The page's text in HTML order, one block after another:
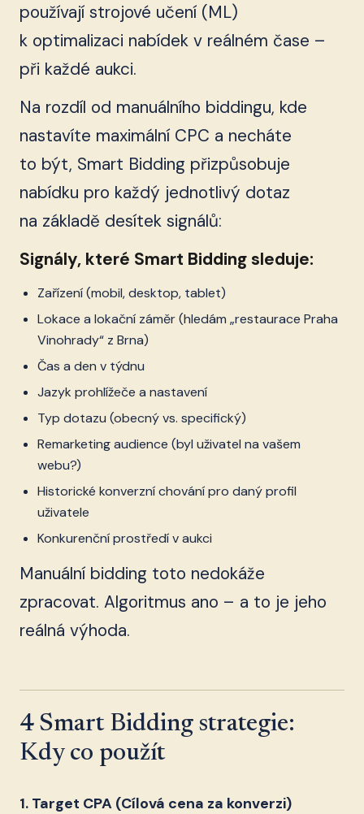
používají strojové učení (ML)
k optimalizaci nabídek v reálném čase –
při každé aukci.
Na rozdíl od manuálního biddingu, kde
nastavíte maximální CPC a necháte
to být, Smart Bidding přizpůsobuje
nabídku pro každý jednotlivý dotaz
na základě desítek signálů:
Signály, které Smart Bidding sleduje:
Zařízení (mobil, desktop, tablet)
Lokace a lokační záměr (hledám „restaurace Praha
Vinohrady“ z Brna)
Čas a den v týdnu
Jazyk prohlížeče a nastavení
Typ dotazu (obecný vs. specifický)
Remarketing audience (byl uživatel na vašem
webu?)
Historické konverzní chování pro daný profil
uživatele
Konkurenční prostředí v aukci
Manuální bidding toto nedokáže
zpracovat. Algoritmus ano – a to je jeho
reálná výhoda.
4 Smart Bidding strategie:
Kdy co použít
1. Target CPA (Cílová cena za konverzi)